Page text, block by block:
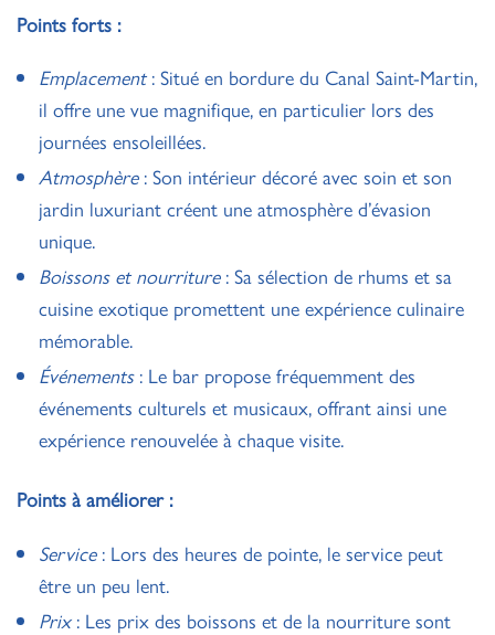
Points forts :
Emplacement: Situé en bordure du Canal Saint-Martin,
il offre une vue magnifique, en particulier lors des
journées ensoleillées.
Atmosphère: Son intérieur décoré avec soin et son
jardin luxuriant créent une atmosphère d’évasion
unique.
Boissons et nourriture: Sa sélection de rhums et sa
cuisine exotique promettent une expérience culinaire
mémorable.
Événements: Le bar propose fréquemment des
événements culturels et musicaux, offrant ainsi une
expérience renouvelée à chaque visite.
Points à améliorer :
Service: Lors des heures de pointe, le service peut
être un peu lent.
Prix: Les prix des boissons et de la nourriture sont